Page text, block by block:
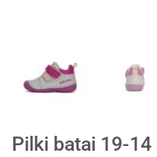
Pilki batai 19-14